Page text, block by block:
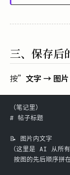
三、保存后
按” 文字 → 图
（笔记里）
# 帖子标题
📝 图片内文字
（这里是 AI 从所
按图的先后顺序拼